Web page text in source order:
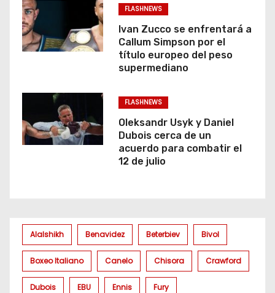
FLASHNEWS
Ivan Zucco se enfrentará a
Callum Simpson por el
título europeo del peso
supermediano
FLASHNEWS
Oleksandr Usyk y Daniel
Dubois cerca de un
acuerdo para combatir el
12 de julio
Alalshikh Benavidez Beterbiev Bivol
Boxeo Italiano Canelo Chisora Crawford
Dubois EBU Ennis Fury